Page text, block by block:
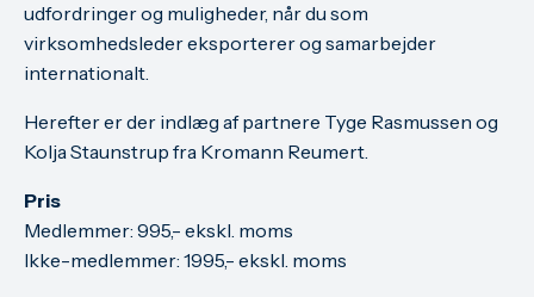
udfordringer og muligheder, når du som
virksomhedsleder eksporterer og samarbejder
internationalt.
Herefter er der indlæg af partnere Tyge Rasmussen og
Kolja Staunstrup fra Kromann Reumert.
Pris
Medlemmer: 995,- ekskl. moms
Ikke-medlemmer: 1995,- ekskl. moms